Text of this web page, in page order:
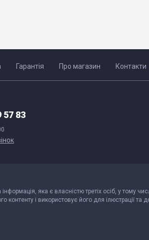
Гарантія Про магазин Контакти
57 83
яка є власністю третіх осіб, у тому
і використовує його для ілюстрації та